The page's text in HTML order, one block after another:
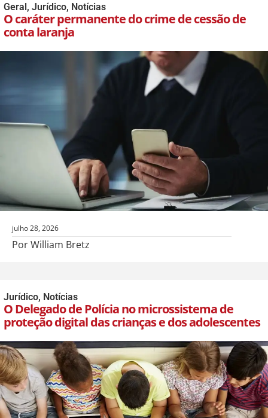
Geral, Jurídico, Notícias
O caráter permanente do crime de cessão de
conta laranja
julho 28, 2026
Por William Bretz
Jurídico, Notícias
O Delegado de Polícia no microssistema de
proteção digital das crianças e dos adolescentes